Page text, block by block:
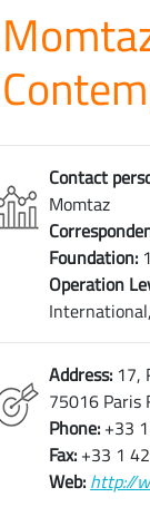
Contact
Momtaz
Foundation:
Operation
Address: 17,
75016 Paris
Phone: +33
Fax: +33 1
Web: http://